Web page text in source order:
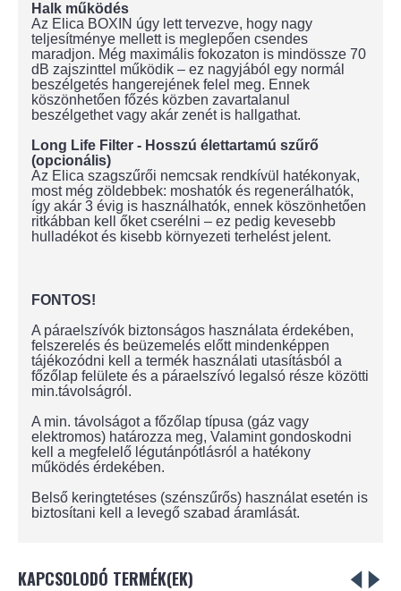
Halk működés
Az Elica BOXIN úgy lett tervezve, hogy nagy
teljesítménye mellett is meglepően csendes
maradjon. Még maximális fokozaton is mindössze 70
dB zajszinttel működik – ez nagyjából egy normál
beszélgetés hangerejének felel meg. Ennek
köszönhetően főzés közben zavartalanul
beszélgethet vagy akár zenét is hallgathat.
Long Life Filter - Hosszú élettartamú szűrő
(opcionális)
Az Elica szagszűrői nemcsak rendkívül hatékonyak,
most még zöldebbek: moshatók és regenerálhatók,
így akár 3 évig is használhatók, ennek köszönhetően
ritkábban kell őket cserélni – ez pedig kevesebb
hulladékot és kisebb környezeti terhelést jelent.
FONTOS!
A páraelszívók biztonságos használata érdekében,
felszerelés és beüzemelés előtt mindenképpen
tájékozódni kell a termék használati utasításból a
főzőlap felülete és a páraelszívó legalsó része közötti
min.távolságról.
A min. távolságot a főzőlap típusa (gáz vagy
elektromos) határozza meg, Valamint gondoskodni
kell a megfelelő légutánpótlásról a hatékony
működés érdekében.
Belső keringtetéses (szénszűrős) használat esetén is
biztosítani kell a levegő szabad áramlását.
KAPCSOLODÓ TERMÉK(EK)